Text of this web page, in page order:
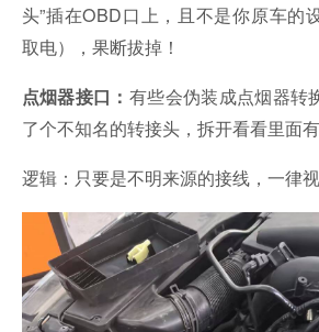
头”插在OBD口上，且不是你原车的
取电），果断拔掉！
点烟器接口： 有些会伪装成点烟器转
了个不知名的转接头，拆开看看里面有
逻辑：只要是不明来源的接线，一律视